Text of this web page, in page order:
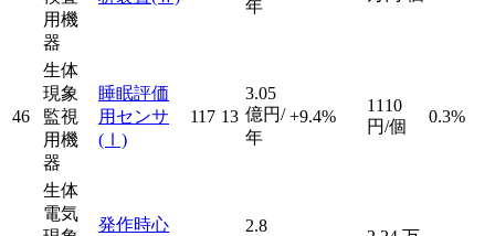
用機
器
年
46
生体
現象
監視
用機
器
睡眠評価
用センサ
(Ⅰ)
117 13
3.05
億円/
年
+9.4%
1110
円/個
0.3%
生体
電気
発作時心
2.8